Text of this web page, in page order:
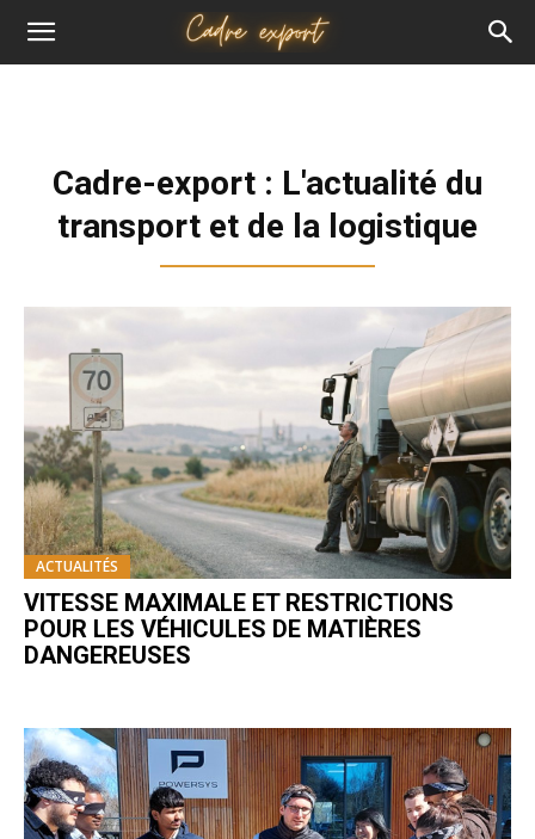
Cadre
Cadre-export : L'actualité du
transport et de la logistique
ACTUALITÉS
VITESSE MAXIMALE ET RESTRICTIONS
POUR LES VÉHICULES DE MATIÈRES
DANGEREUSES